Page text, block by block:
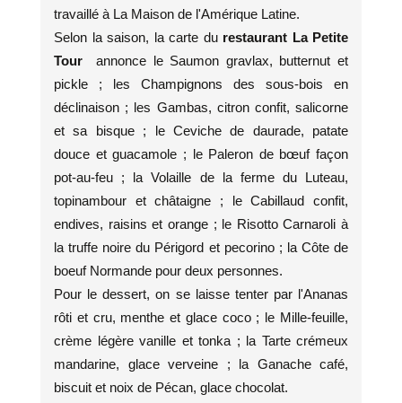
travaillé à La Maison de l'Amérique Latine.
Selon la saison, la carte durestaurant La Petite
Tour
annonce le Saumon gravlax, butternut et
pickle ; les Champignons des sous-bois en
déclinaison ; les Gambas, citron confit, salicorne
et sa bisque ; le Ceviche de daurade, patate
douce et guacamole ; le Paleron de bœuf façon
pot-au-feu ; la Volaille de la ferme du Luteau,
topinambour et châtaigne ; le Cabillaud confit,
endives, raisins et orange ; le Risotto Carnaroli à
la truffe noire du Périgord et pecorino ; la Côte de
boeuf Normande pour deux personnes.
Pour le dessert, on se laisse tenter par l'Ananas
rôti et cru, menthe et glace coco ; le Mille-feuille,
crème légère vanille et tonka ; la Tarte crémeux
mandarine, glace verveine ; la Ganache café,
biscuit et noix de Pécan, glace chocolat.